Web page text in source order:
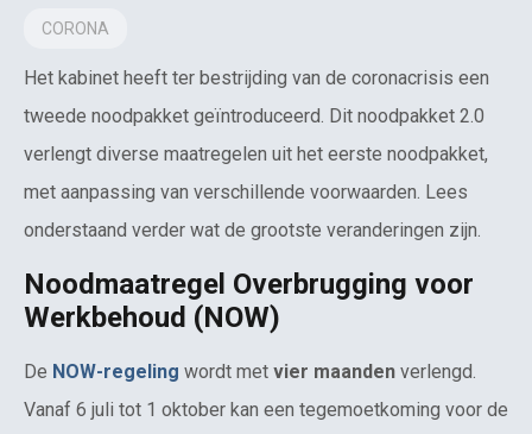
CORONA
Het kabinet heeft ter bestrijding van de coronacrisis een
tweede noodpakket geïntroduceerd. Dit noodpakket 2.0
verlengt diverse maatregelen uit het eerste noodpakket,
met aanpassing van verschillende voorwaarden. Lees
onderstaand verder wat de grootste veranderingen zijn.
Noodmaatregel Overbrugging voor
Werkbehoud (NOW)
De NOW-regeling wordt met vier maanden verlengd.
Vanaf 6 juli tot 1 oktober kan een tegemoetkoming voor de